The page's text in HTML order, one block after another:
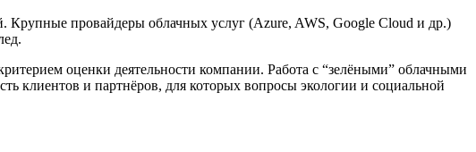
Крупные провайдеры облачных услуг (Azure, AWS, Google Cloud и др.)
оценки деятельности компании. Работа с “зелёными” облачными
клиентов и партнёров, для которых вопросы экологии и социальной